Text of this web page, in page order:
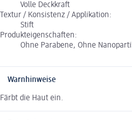
Volle Deckkraft
Textur / Konsistenz / Applikation:
Stift
Produkteigenschaften:
Ohne Parabene, Ohne
Warnhinweise
Färbt die Haut ein.